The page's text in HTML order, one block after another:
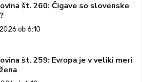
št. 260: Čigave so slovenske
ob 6:10
št. 259: Evropa je v veliki meri